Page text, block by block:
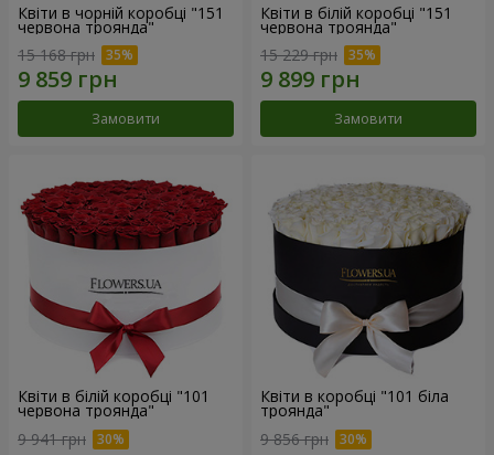
Квіти в чорній коробці "151
червона троянда"
15 168 грн
Замовити
Квіти в білій коробці "151
червона троянда"
15 229 грн
Замовити
Квіти в білій коробці "101
червона троянда"
9 941 грн
Квіти в коробці "101 біла
троянда"
9 856 грн